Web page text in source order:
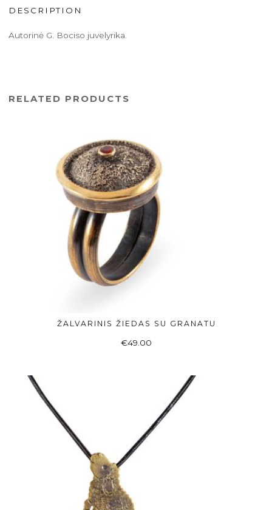
DESCRIPTION
Autorinė G. Bociso juvelyrika.
RELATED PRODUCTS
ADD TO BASKET
ŽALVARINIS ŽIEDAS SU GRANATU
€49.00